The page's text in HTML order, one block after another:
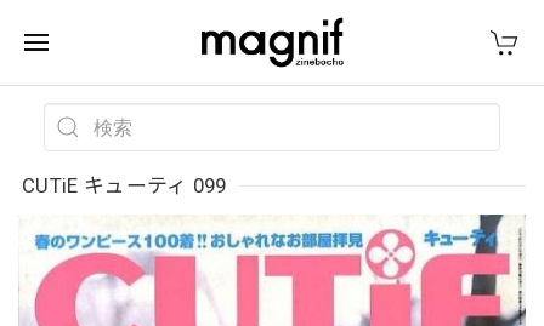
CUTiE キューティ 099